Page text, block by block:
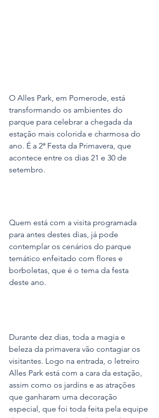
O Alles Park, em Pomerode, está
transformando os ambientes do
parque para celebrar a chegada da
estação mais colorida e charmosa do
ano. É a 2ª Festa da Primavera, que
acontece entre os dias 21 e 30 de
setembro.
Quem está com a visita programada
para antes destes dias, já pode
contemplar os cenários do parque
temático enfeitado com flores e
borboletas, que é o tema da festa
deste ano.
Durante dez dias, toda a magia e
beleza da primavera vão contagiar os
visitantes. Logo na entrada, o letreiro
Alles Park está com a cara da estação,
assim como os jardins e as atrações
que ganharam uma decoração
especial, que foi toda feita pela equipe